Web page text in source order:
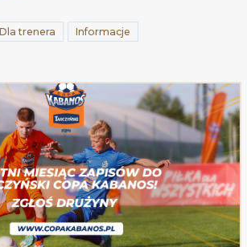
Dla trenera Informacje